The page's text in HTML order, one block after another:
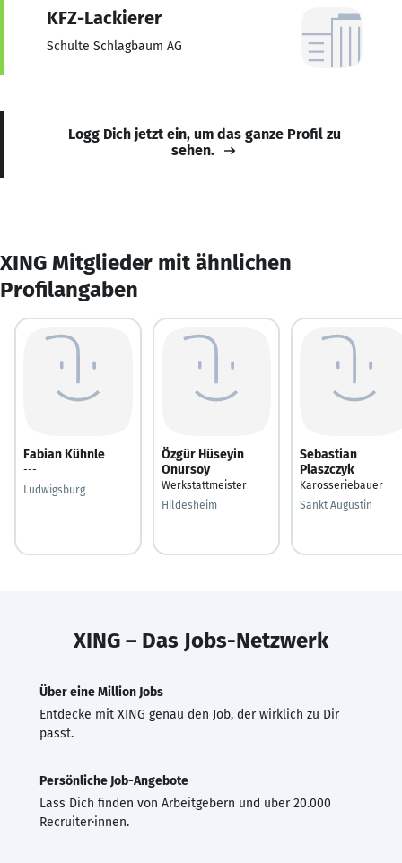
KFZ-Lackierer
Schulte Schlagbaum AG
Logg Dich jetzt ein, um das ganze Profil zu
sehen.
XING Mitglieder mit ähnlichen
Profilangaben
Fabian Kühnle
---
Ludwigsburg
Özgür Hüseyin
Onursoy
Werkstattmeister
Hildesheim
Sebastian
Plaszczyk
Karosseriebauer
Sankt Augustin
XING – Das Jobs-Netzwerk
Über eine Million Jobs
Entdecke mit XING genau den Job, der wirklich zu Dir
passt.
Persönliche Job-Angebote
Lass Dich finden von Arbeitgebern und über 20.000
Recruiter·innen.